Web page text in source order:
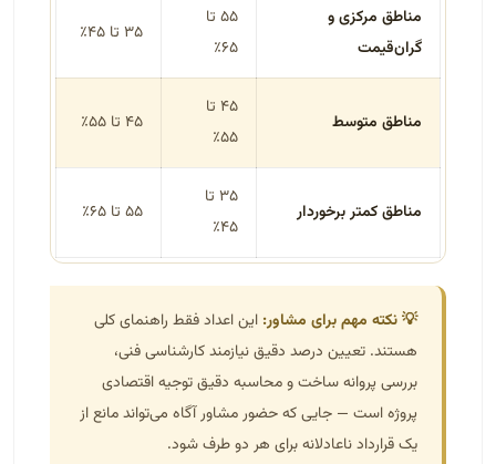
مناطق مرکزی و
گران‌قیمت
۵۵ تا
۶۵٪
۳۵ تا ۴۵٪
مناطق متوسط
۴۵ تا
۵۵٪
۴۵ تا ۵۵٪
مناطق کمتر برخوردار
۳۵ تا
۴۵٪
۵۵ تا ۶۵٪
💡 نکته مهم برای مشاور: این اعداد فقط راهنمای کلی
هستند. تعیین درصد دقیق نیازمند کارشناسی فنی،
بررسی پروانه ساخت و محاسبه دقیق توجیه اقتصادی
پروژه است — جایی که حضور مشاور آگاه می‌تواند مانع از
یک قرارداد ناعادلانه برای هر دو طرف شود.